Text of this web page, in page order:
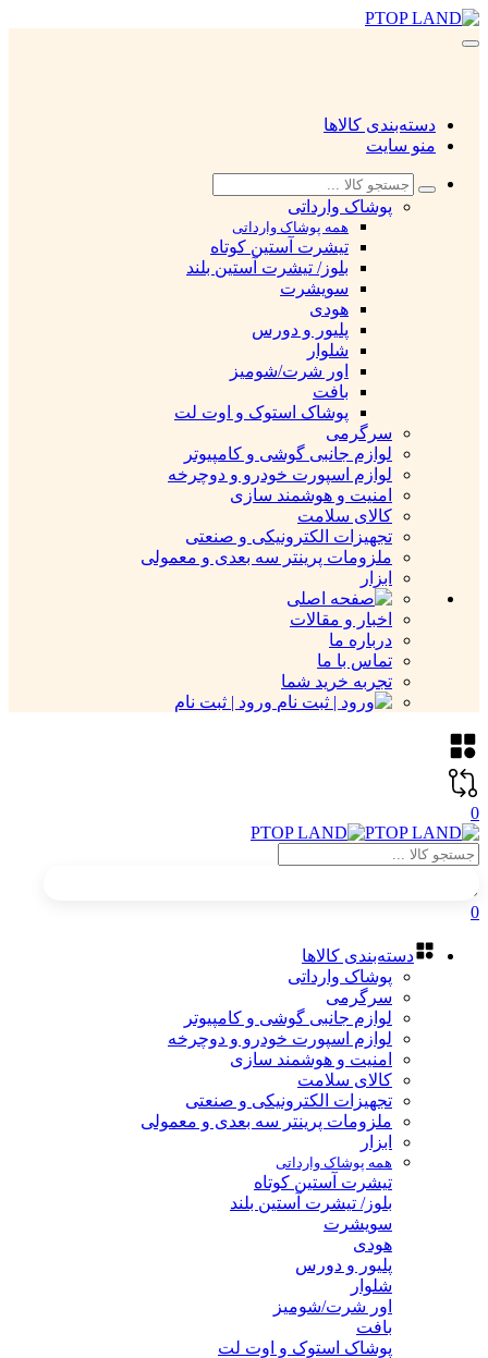
دسته‌بندی کالاها
منو سایت
پوشاک وارداتی
همه پوشاک وارداتی
تیشرت آستین کوتاه
بلوز/ تیشرت آستین بلند
سویشرت
هودی
پلیور و دورس
شلوار
اور شرت/شومیز
بافت
پوشاک استوک و اوت لت
سرگرمی
لوازم جانبی گوشی و کامپیوتر
لوازم اسپورت خودرو و دوچرخه
امنیت و هوشمند سازی
کالای سلامت
تجهیزات الکترونیکی و صنعتی
ملزومات پرینتر سه بعدی و معمولی
ابزار
اخبار و مقالات
درباره ما
تماس با ما
تجربه خرید شما
ورود | ثبت نام
0
0
دسته‌بندی کالاها
پوشاک وارداتی
سرگرمی
لوازم جانبی گوشی و کامپیوتر
لوازم اسپورت خودرو و دوچرخه
امنیت و هوشمند سازی
کالای سلامت
تجهیزات الکترونیکی و صنعتی
ملزومات پرینتر سه بعدی و معمولی
ابزار
همه پوشاک وارداتی
تیشرت آستین کوتاه
بلوز/ تیشرت آستین بلند
سویشرت
هودی
پلیور و دورس
شلوار
اور شرت/شومیز
بافت
پوشاک استوک و اوت لت